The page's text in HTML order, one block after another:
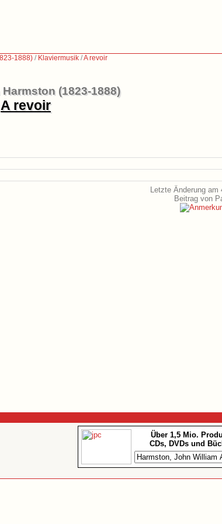
1888) / Klaviermusik /A revoir
(1823-1888)
A revoir
Letzte Änderung am
Beitrag von
Über 1,5 Mio.
CDs, DVDs und